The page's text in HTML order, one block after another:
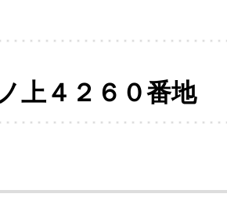
上４２６０番地